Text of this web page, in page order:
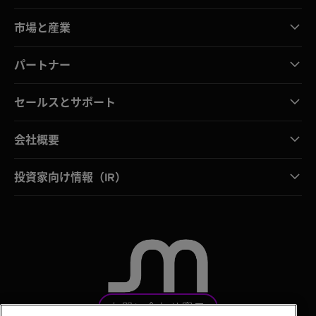
市場と産業
パートナー
セールスとサポート
会社概要
投資家向け情報（IR）
お問い合わせ窓口